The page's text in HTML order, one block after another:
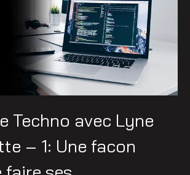
Techno avec Lyne
– 1: Une facon